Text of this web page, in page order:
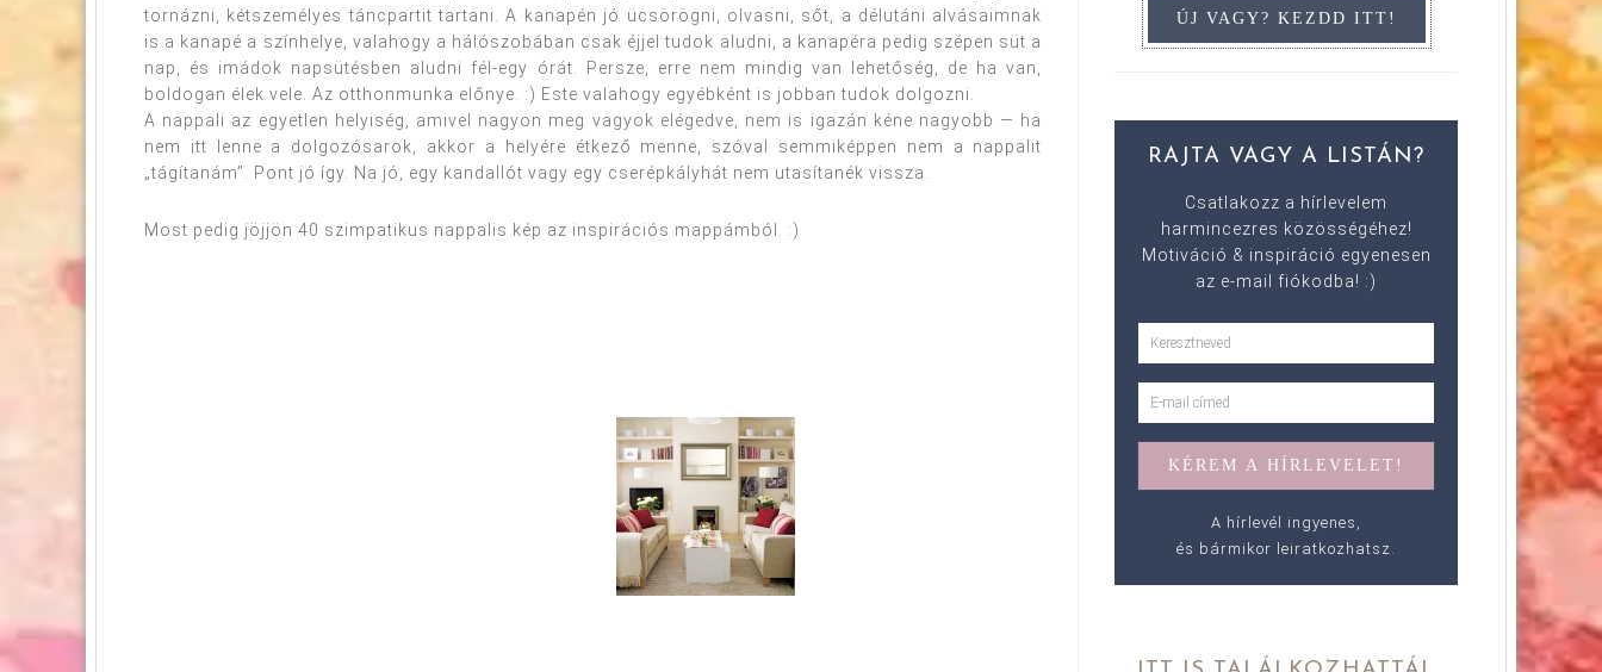
tornázni, kétszemélyes táncpartit tartani. A kanapén jó ücsörögni, olvasni, sőt, a délutáni alvásaimnak
is a kanapé a színhelye, valahogy a hálószobában csak éjjel tudok aludni, a kanapéra pedig szépen süt a
nap, és imádok napsütésben aludni fél-egy órát. Persze, erre nem mindig van lehetőség, de ha van,
boldogan élek vele. Az otthonmunka előnye. :) Este valahogy egyébként is jobban tudok dolgozni.
A nappali az egyetlen helyiség, amivel nagyon meg vagyok elégedve, nem is igazán kéne nagyobb — ha
nem itt lenne a dolgozósarok, akkor a helyére étkező menne, szóval semmiképpen nem a nappalit
„tágítanám”. Pont jó így. Na jó, egy kandallót vagy egy cserépkályhát nem utasítanék vissza.
Most pedig jöjjön 40 szimpatikus nappalis kép az inspirációs mappámból. :)
RAJTA VAGY A LISTÁN?
Csatlakozz a hírlevelem
harmincezres közösségéhez!
Motiváció & inspiráció egyenesen
az e-mail fiókodba! :)
A hírlevél ingyenes,
és bármikor leiratkozhatsz.